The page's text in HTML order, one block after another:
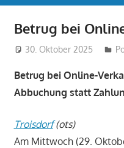
Betrug bei
30. Oktober 2025
Betrug bei Online-
Abbuchung statt
Troisdorf(ots)
Am Mittwoch (29.